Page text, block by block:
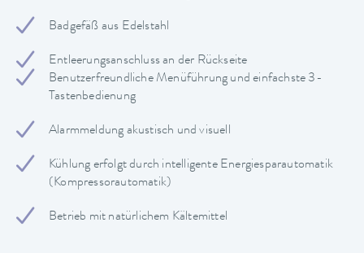
Badgefäß aus Edelstahl
Entleerungsanschluss an der Rückseite
Benutzerfreundliche Menüführung und einfachste 3-
Tastenbedienung
Alarmmeldung akustisch und visuell
Kühlung erfolgt durch intelligente Energiesparautomatik
(Kompressorautomatik)
Betrieb mit natürlichem Kältemittel